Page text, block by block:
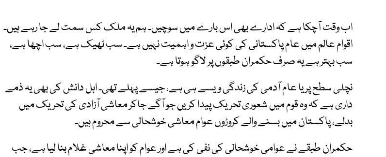
اب وقت آچکا ہے کہ ادارے بھی اس بارے میں سوچیں۔ ہم یہ ملک کس سمت لے جا رہے ہیں۔
اقوام عالم میں عام پاکستانی کی کوئی عزت و اہمیت نہیں ہے۔ سب ٹھیک ہے، سب اچھا ہے،
سب بہتر ہے یہ صرف حکمران طبقوں پر لاگو ہوتا ہے۔
نچلی سطح پر یا عام آدمی کی زندگی ویسے ہی ہے، جیسے پہلے تھی۔ اہل دانش کی بھی یہ ذمے
داری ہے کہ وہ قوم میں شعوری تحریک پیدا کریں جو آگے جاکر معاشی آزادی کی تحریک میں
بدلے، پاکستان میں بسنے والے کروڑوں عوام معاشی خوشحالی سے محروم ہیں۔
حکمران طبقے نے عوامی خوشحالی کی نفی کی ہے اور عوام کو اپنا معاشی غلام بنا لیا ہے، جب